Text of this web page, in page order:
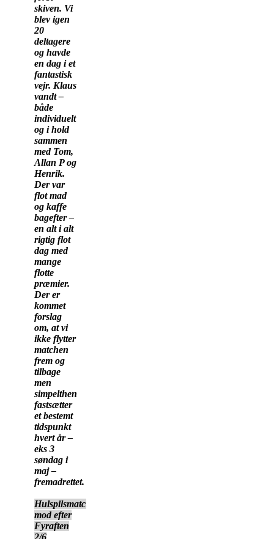
skiven. Vi
blev igen
20
deltagere
og havde
en dag i et
fantastisk
vejr. Klaus
vandt –
både
individuelt
og i hold
sammen
med Tom,
Allan P og
Henrik.
Der var
flot mad
og kaffe
bagefter –
en alt i alt
rigtig flot
dag med
mange
flotte
præmier.
Der er
kommet
forslag
om, at vi
ikke flytter
matchen
frem og
tilbage
men
simpelthen
fastsætter
et bestemt
tidspunkt
hvert år –
eks 3
søndag i
maj –
fremadrettet.
Hulspilsmatchen
mod efter
Fyraften